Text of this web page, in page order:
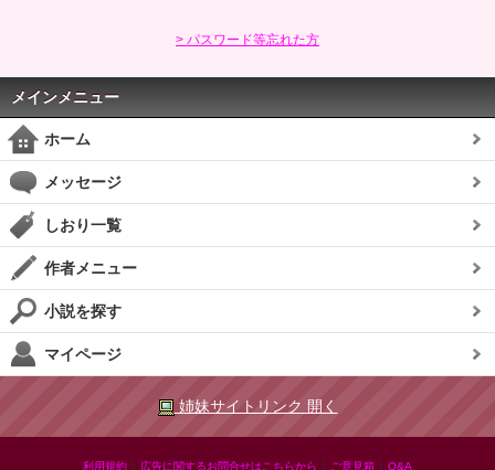
> パスワード等忘れた方
メインメニュー
ホーム
メッセージ
しおり一覧
作者メニュー
小説を探す
マイページ
姉妹サイトリンク 開く
利用規約 広告に関するお問合せはこちらから ご意見箱 Q&A